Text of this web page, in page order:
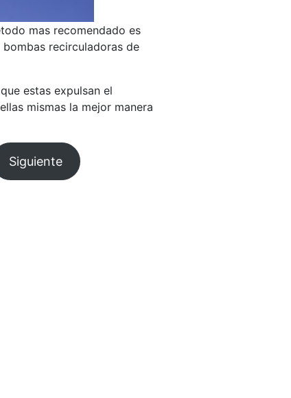
mas recomendado es
recirculadoras de
estas expulsan el
mismas la mejor manera
Siguiente